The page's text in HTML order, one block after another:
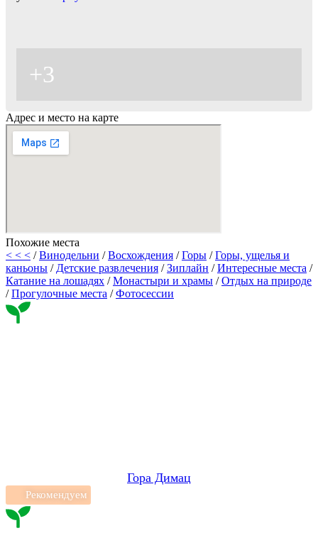
+3
Адрес и место на карте
Похожие места
< < < /Винодельни /Восхождения /Горы /Горы, ущелья и
каньоны / Детские развлечения /Зиплайн /Интересные места /
Катание на лошадях /Монастыри и храмы /Отдых на природе
/Прогулочные места /Фотосессии
Гора Димац
Рекомендуем